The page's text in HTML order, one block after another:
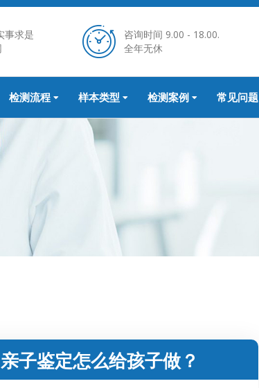
事求是
咨询时间 9.00 - 18.00.
全年无休
检测流程 样本类型 检测案例 常见问题
子鉴定怎么给孩子做？